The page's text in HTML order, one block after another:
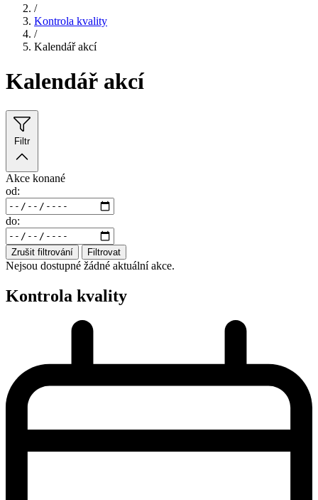
/
Kontrola kvality
/
Kalendář akcí
Kalendář akcí
Filtr
Akce konané
od:
do:
Zrušit filtrování Filtrovat
Nejsou dostupné žádné aktuální akce.
Kontrola kvality